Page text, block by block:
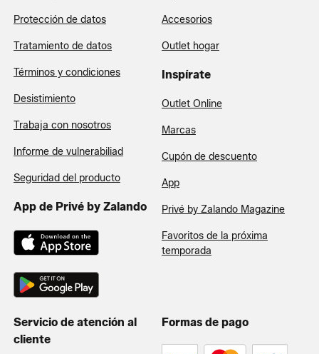
Protección de datos
Tratamiento de datos
Términos y condiciones
Desistimiento
Trabaja con nosotros
Informe de vulnerabiliad
Seguridad del producto
App de Privé by Zalando
Accesorios
Outlet hogar
Inspírate
Outlet Online
Marcas
Cupón de descuento
App
Privé by Zalando Magazine
Favoritos de la próxima
temporada
Servicio de atención al
cliente
Formas de pago